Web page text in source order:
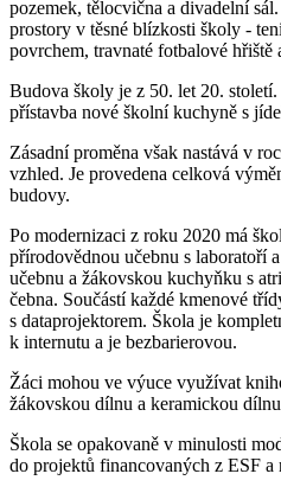
pozemek, tělocvična a divadelní
prostory v těsné blízkosti školy -
povrchem, travnaté fotbalové hřiště
Budova školy je z 50. let 20.
přístavba nové školní kuchyně s
Zásadní proměna však nastává v
vzhled. Je provedena celková
budovy.
Po modernizaci z roku 2020 má
přírodovědnou učebnu s laboratoří
učebnu a žákovskou kuchyňku s
čebna. Součástí každé kmenové
s dataprojektorem. Škola je
k internutu a je bezbarierovou.
Žáci mohou ve výuce využívat
žákovskou dílnu a keramickou
Škola se opakovaně v minulosti
do projektů financovaných z ESF a